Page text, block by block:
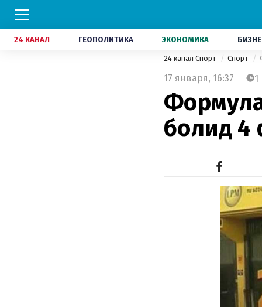
24 КАНАЛ ГЕОПОЛИТИКА ЭКОНОМИКА
24 канал Спорт Спорт
17 января, 16:37 1
болид 4